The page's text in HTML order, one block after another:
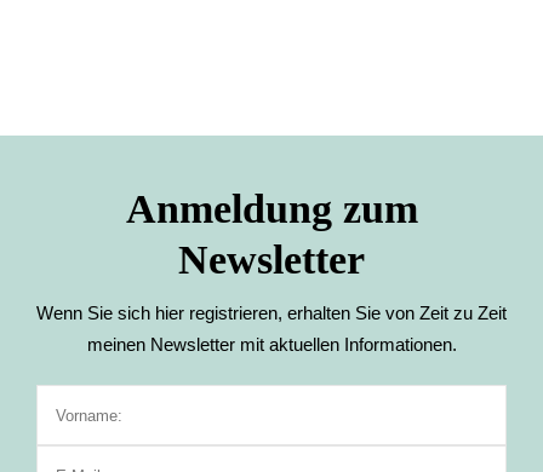
Anmeldung zum
Newsletter
Wenn Sie sich hier registrieren, erhalten Sie von Zeit zu Zeit
meinen Newsletter mit aktuellen Informationen.